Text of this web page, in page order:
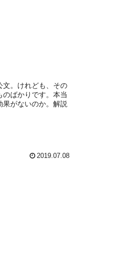
文。けれども、その
ばかりです。本当
がないのか。解説
2019.07.08